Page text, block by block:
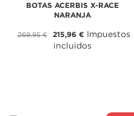
BOTAS ACERBIS X-RACE
NARANJA
269,95 € 215,96 € Impuestos
incluidos